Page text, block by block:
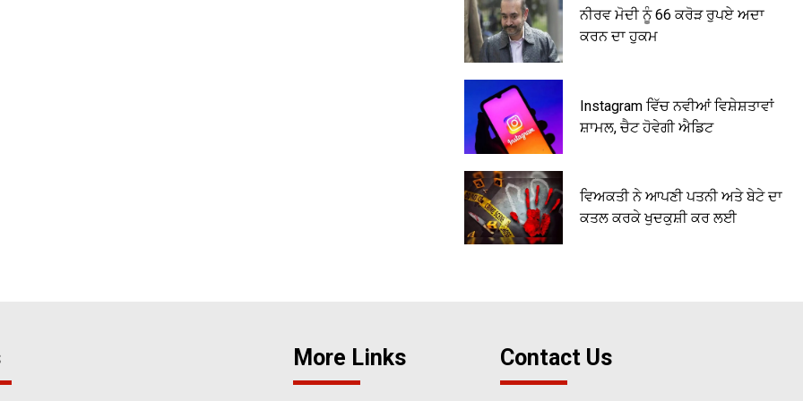
ਨੀਰਵ ਮੋਦੀ ਨੂੰ 66 ਕਰੋੜ ਰੁਪਏ ਅਦਾ
ਕਰਨ ਦਾ ਹੁਕਮ
Instagram ਵਿੱਚ ਨਵੀਆਂ ਵਿਸ਼ੇਸ਼ਤਾਵਾਂ
ਸ਼ਾਮਲ, ਚੈਟ ਹੋਵੇਗੀ ਐਡਿਟ
ਵਿਅਕਤੀ ਨੇ ਆਪਣੀ ਪਤਨੀ ਅਤੇ ਬੇਟੇ ਦਾ
ਕਤਲ ਕਰਕੇ ਖੁਦਕੁਸ਼ੀ ਕਰ ਲਈ
More Links Contact Us